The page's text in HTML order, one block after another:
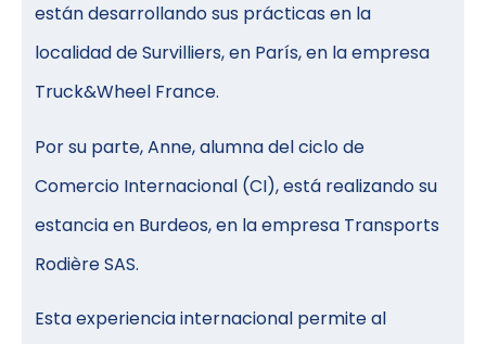
están desarrollando sus prácticas en la
localidad de Survilliers, en París, en la empresa
Truck&Wheel France.
Por su parte, Anne, alumna del ciclo de
Comercio Internacional (CI), está realizando su
estancia en Burdeos, en la empresa Transports
Rodière SAS.
Esta experiencia internacional permite al